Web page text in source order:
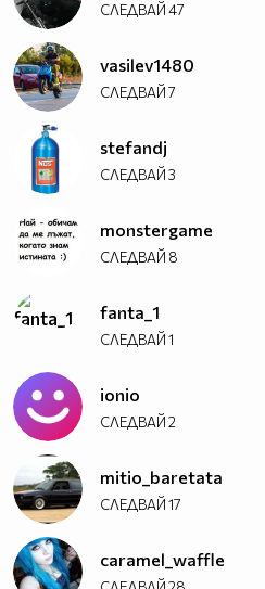
СЛЕДВАЙ47
vasilev1480
СЛЕДВАЙ7
stefandj
СЛЕДВАЙ3
monstergame
СЛЕДВАЙ 8
fanta_1
СЛЕДВАЙ1
ionio
СЛЕДВАЙ2
mitio_baretata
СЛЕДВАЙ17
caramel_waffle